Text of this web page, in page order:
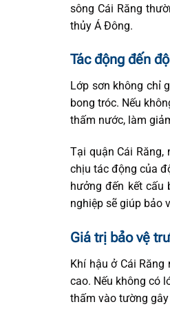
sông Cái Răng
thủy Á Đông.
Tác động đến
Lớp sơn không chỉ
bong tróc. Nếu
thấm nước, làm
Tại quận Cái
chịu tác động của
hưởng đến kết cấu
nghiệp sẽ giúp bảo
Giá trị bảo vệ
Khí hậu ở Cái
cao. Nếu không có
thấm vào tường